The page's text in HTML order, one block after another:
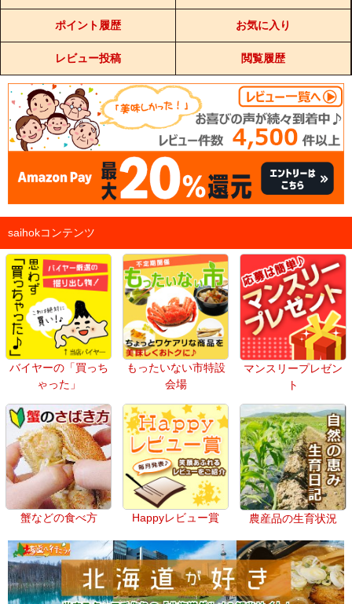
ポイント履歴 お気に入り
レビュー投稿 閲覧履歴
saihokコンテンツ
バイヤーの「買っち
ゃった」
もったいない市特設
会場
マンスリープレゼン
ト
蟹などの食べ方 Happyレビュー賞 農産品の生育状況